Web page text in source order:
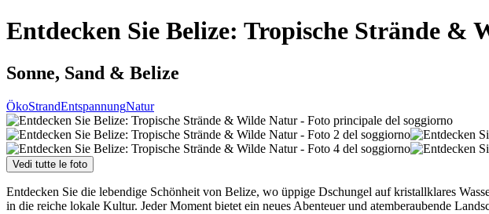
Entdecken Sie Belize: Tropische Strände &
Sonne, Sand & Belize
ÖkoStrandEntspannungNatur
Vedi tutte le foto
Entdecken Sie die lebendige Schönheit von Belize, wo üppige Dschungel auf kristallklares
in die reiche lokale Kultur. Jeder Moment bietet ein neues Abenteuer und atemberaubende